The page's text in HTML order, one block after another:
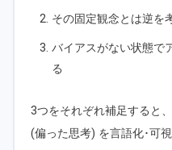
その固定観念とは逆を
バイアスがない状態で
る
3つをそれぞれ補足すると
(偏った思考) を言語化･可